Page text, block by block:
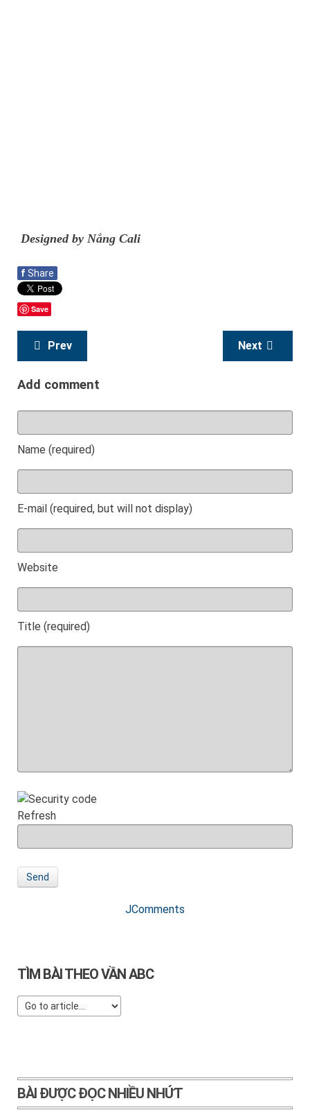
Designed by Nắng Cali
f Share
Save
Prev Next
Add comment
Name (required)
E-mail (required, but will not display)
Website
Title (required)
Refresh
Send
JComments
TÌM BÀI THEO VẦN ABC
BÀI ĐƯỢC ĐỌC NHIỀU NHỨT